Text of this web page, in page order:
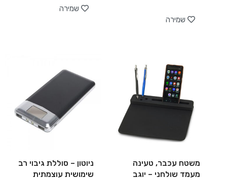
שמירה
שמירה
משטח עכבר, טעינה
מעמד שולחני – יוגב
ניוטון – סוללת גיבוי רב
שימושית עוצמתית